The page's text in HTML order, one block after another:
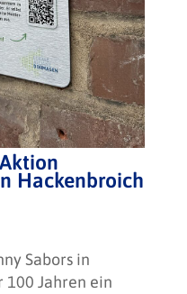
Hackenbroich
Sabors in
100 Jahren ein